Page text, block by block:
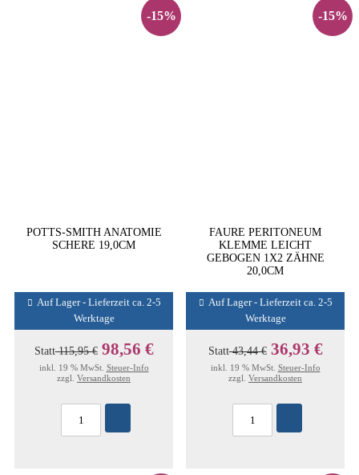
-15%
POTTS-SMITH ANATOMIE
SCHERE 19,0CM
Auf Lager - Lieferzeit ca. 2-5
Werktage
Statt115,95 € 98,56 €
inkl. 19 % MwSt. Steuer-Info
zzgl. Versandkosten
-15%
FAURE PERITONEUM
KLEMME LEICHT
GEBOGEN 1X2 ZÄHNE
20,0CM
Auf Lager - Lieferzeit ca. 2-5
Werktage
Statt43,44 € 36,93 €
inkl. 19 % MwSt. Steuer-Info
zzgl. Versandkosten